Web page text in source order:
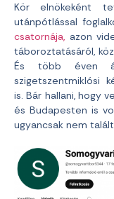
Kör elnökeként
utánpótlással
csatornája, azon
táboroztatásáról,
És több éven
szigetszentmiklósi
is. Bár hallani, hogy
és Budapesten is
ugyancsak nem